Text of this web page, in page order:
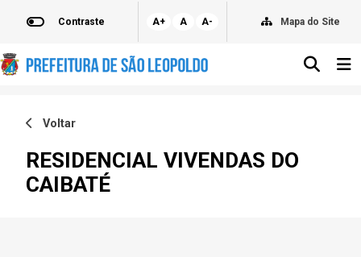
Contraste A+ A A- Mapa do Site
Voltar
RESIDENCIAL VIVENDAS DO
CAIBATÉ